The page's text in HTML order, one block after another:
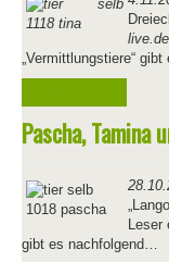
live.de
„Vermittlungstiere“
Pascha, Tamina
Leser
gibt es nachfolgend…